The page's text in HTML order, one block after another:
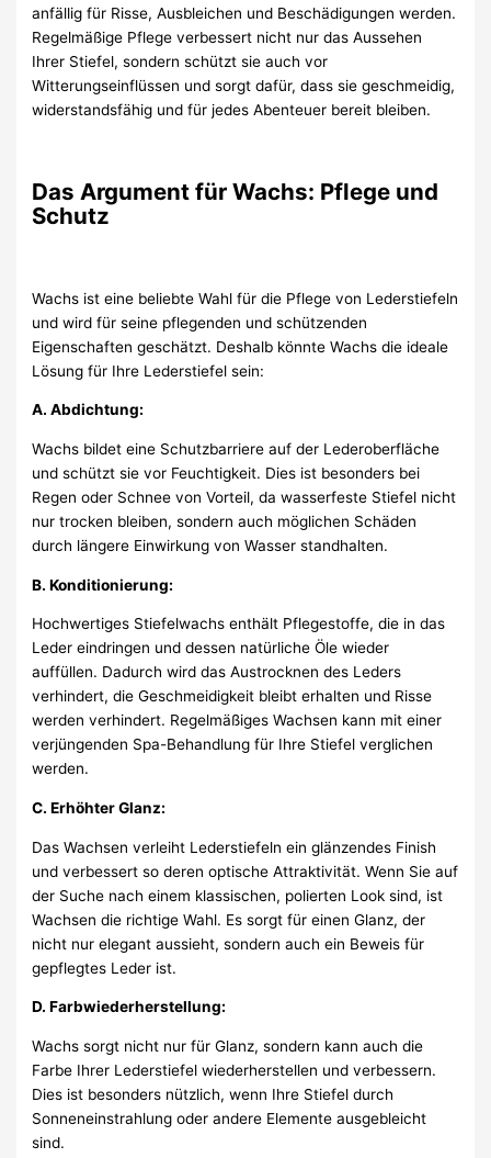
anfällig für Risse, Ausbleichen und Beschädigungen werden.
Regelmäßige Pflege verbessert nicht nur das Aussehen
Ihrer Stiefel, sondern schützt sie auch vor
Witterungseinflüssen und sorgt dafür, dass sie geschmeidig,
widerstandsfähig und für jedes Abenteuer bereit bleiben.
Das Argument für Wachs: Pflege und
Schutz
Wachs ist eine beliebte Wahl für die Pflege von Lederstiefeln
und wird für seine pflegenden und schützenden
Eigenschaften geschätzt. Deshalb könnte Wachs die ideale
Lösung für Ihre Lederstiefel sein:
A. Abdichtung:
Wachs bildet eine Schutzbarriere auf der Lederoberfläche
und schützt sie vor Feuchtigkeit. Dies ist besonders bei
Regen oder Schnee von Vorteil, da wasserfeste Stiefel nicht
nur trocken bleiben, sondern auch möglichen Schäden
durch längere Einwirkung von Wasser standhalten.
B. Konditionierung:
Hochwertiges Stiefelwachs enthält Pflegestoffe, die in das
Leder eindringen und dessen natürliche Öle wieder
auffüllen. Dadurch wird das Austrocknen des Leders
verhindert, die Geschmeidigkeit bleibt erhalten und Risse
werden verhindert. Regelmäßiges Wachsen kann mit einer
verjüngenden Spa-Behandlung für Ihre Stiefel verglichen
werden.
C. Erhöhter Glanz:
Das Wachsen verleiht Lederstiefeln ein glänzendes Finish
und verbessert so deren optische Attraktivität. Wenn Sie auf
der Suche nach einem klassischen, polierten Look sind, ist
Wachsen die richtige Wahl. Es sorgt für einen Glanz, der
nicht nur elegant aussieht, sondern auch ein Beweis für
gepflegtes Leder ist.
D. Farbwiederherstellung:
Wachs sorgt nicht nur für Glanz, sondern kann auch die
Farbe Ihrer Lederstiefel wiederherstellen und verbessern.
Dies ist besonders nützlich, wenn Ihre Stiefel durch
Sonneneinstrahlung oder andere Elemente ausgebleicht
sind.